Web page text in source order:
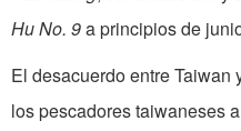
Hu No. 9a principios de
El desacuerdo entre
los pescadores taiwaneses